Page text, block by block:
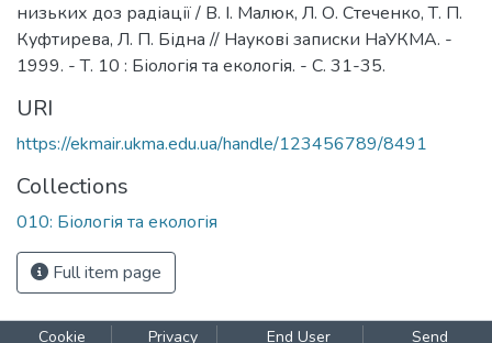
низьких доз радіації / В. І. Малюк, Л. О. Стеченко, Т. П.
Куфтирева, Л. П. Бідна // Наукові записки НаУКМА. -
1999. - Т. 10 : Біологія та екологія. - С. 31-35.
URI
https://ekmair.ukma.edu.ua/handle/123456789/8491
Collections
010: Біологія та екологія
Full item page
Cookie Privacy End User Send